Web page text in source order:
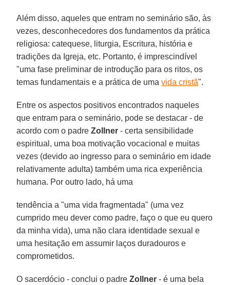
Além disso, aqueles que entram no seminário são, às
vezes, desconhecedores dos fundamentos da prática
religiosa: catequese, liturgia, Escritura, história e
tradições da Igreja, etc. Portanto, é imprescindível
"uma fase preliminar de introdução para os ritos, os
temas fundamentais e a prática de umavida cristã".
Entre os aspectos positivos encontrados naqueles
que entram para o seminário, pode se destacar - de
acordo com o padreZollner - certa sensibilidade
espiritual, uma boa motivação vocacional e muitas
vezes (devido ao ingresso para o seminário em idade
relativamente adulta) também uma rica experiência
humana. Por outro lado, há uma
tendência a "uma vida fragmentada" (uma vez
cumprido meu dever como padre, faço o que eu quero
da minha vida), uma não clara identidade sexual e
uma hesitação em assumir laços duradouros e
comprometidos.
O sacerdócio - conclui o padreZollner - é uma bela